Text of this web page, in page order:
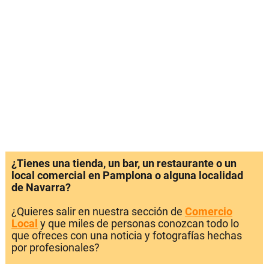
¿Tienes una tienda, un bar, un restaurante o un
local comercial en Pamplona o alguna localidad
de Navarra?
¿Quieres salir en nuestra sección de Comercio
Local y que miles de personas conozcan todo lo
que ofreces con una noticia y fotografías hechas
por profesionales?